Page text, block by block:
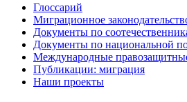
Глоссарий
Миграционное
Документы по
Документы по национальной
Международные
Публикации: миграция
Наши проекты